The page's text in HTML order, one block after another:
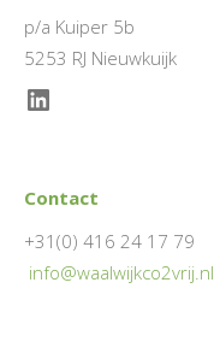
p/a Kuiper 5b
5253 RJ Nieuwkuijk
LinkedIn
Contact
+31(0) 416 24 17 79
info@waalwijkco2vrij.nl